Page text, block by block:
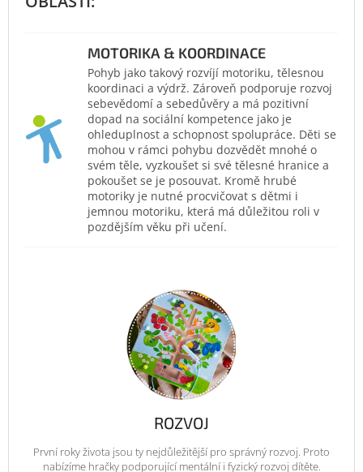
MOTORIKA & KOORDINACE
Pohyb jako takový rozvíjí motoriku, tělesnou
koordinaci a výdrž. Zároveň podporuje rozvoj
sebevědomí a sebedůvěry a má pozitivní
dopad na sociální kompetence jako je
ohleduplnost a schopnost spolupráce. Děti se
mohou v rámci pohybu dozvědět mnohé o
svém těle, vyzkoušet si své tělesné hranice a
pokoušet se je posouvat. Kromě hrubé
motoriky je nutné procvičovat s dětmi i
jemnou motoriku, která má důležitou roli v
pozdějším věku při učení.
ROZVOJ
První roky života jsou ty nejdůležitější pro správný rozvoj. Proto
nabízíme hračky podporující mentální i fyzický rozvoj dítěte.